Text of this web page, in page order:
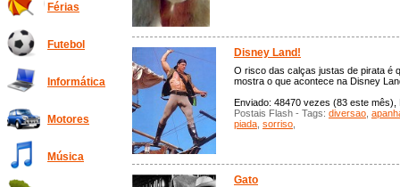
Férias
Futebol
Informática
Motores
Música
Disney Land!
O risco das calças justas de pirata é
mostra o que acontece na Disney
Enviado: 48470 vezes (83 este
Postais Flash - Tags: diversao
piada sorriso
Gato